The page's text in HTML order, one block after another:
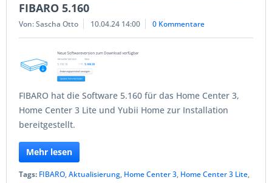
FIBARO 5.160
Von: Sascha Otto 10.04.24 14:00 0 Kommentare
FIBARO hat die Software 5.160 für das Home Center 3,
Home Center 3 Lite und Yubii Home zur Installation
bereitgestellt.
Mehr lesen
Tags: FIBARO,Aktualisierung, Home Center 3, Home Center 3 Lite,